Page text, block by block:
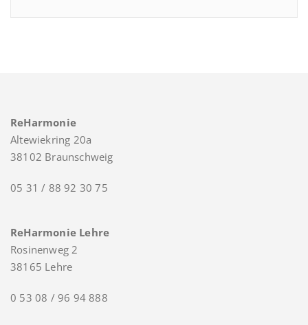
ReHarmonie
Altewiekring 20a
38102 Braunschweig
05 31 / 88 92 30 75
ReHarmonie Lehre
Rosinenweg 2
38165 Lehre
0 53 08 / 96 94 888